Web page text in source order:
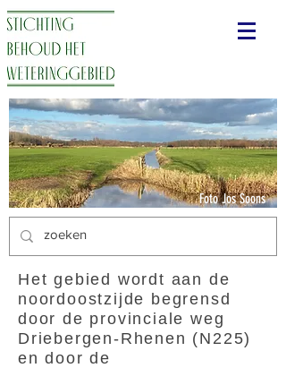
Foto Jos Soons
Het gebied wordt aan de
noordoostzijde begrensd
door de provinciale weg
Driebergen-Rhenen (N225)
en door de